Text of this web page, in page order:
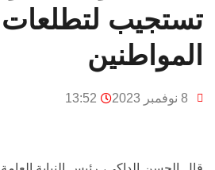
تستجيب لتطلعات
المواطنين
8 نوفمبر 2023 13:52